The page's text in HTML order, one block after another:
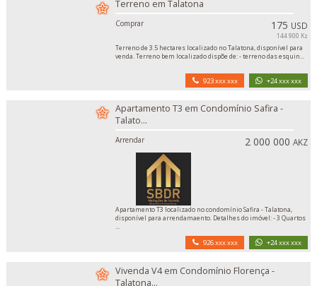
Terreno em Talatona
Comprar 175 USD
144 900 Kz
Terreno de 3.5 hectares localizado no Talatona, disponível para
venda. Terreno bem localizado dispõe de: - terreno das esquin...
923 xxx xxx +24 xxx xxx
Apartamento T3 em Condomínio Safira -
Talato...
Arrendar 2 000 000AKZ
Apartamento T3 localizado no condomínio Safira - Talatona,
disponível para arrendamaento. Detalhes do imóvel: - 3 Quartos
...
926 xxx xxx +24 xxx xxx
Vivenda V4 em Condomínio Florença -
Talatona...